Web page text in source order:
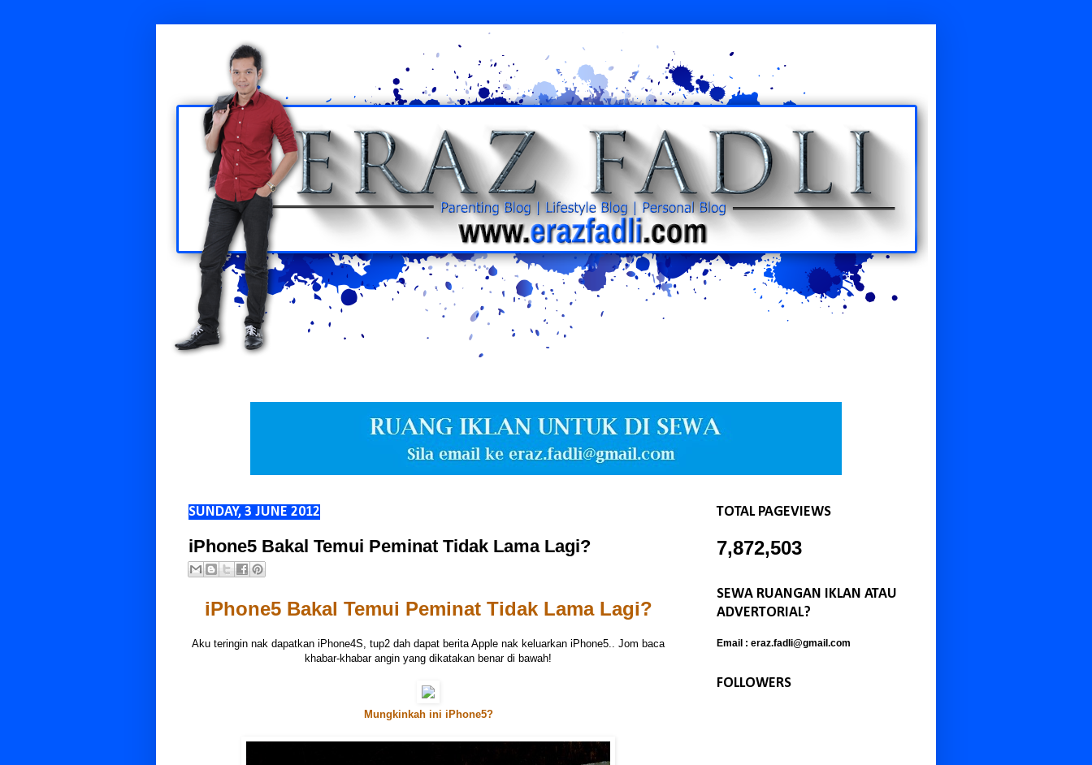
SUNDAY, 3 JUNE 2012
iPhone5 Bakal Temui Peminat Tidak Lama Lagi?
iPhone5 Bakal Temui Peminat Tidak Lama Lagi?
Aku teringin nak dapatkan iPhone4S, tup2 dah dapat berita Apple nak keluarkan iPhone5.. Jom baca
khabar-khabar angin yang dikatakan benar di bawah!
Mungkinkah ini iPhone5?
TOTAL PAGEVIEWS
7,872,503
SEWA RUANGAN IKLAN ATAU
ADVERTORIAL?
Email : eraz.fadli@gmail.com
FOLLOWERS